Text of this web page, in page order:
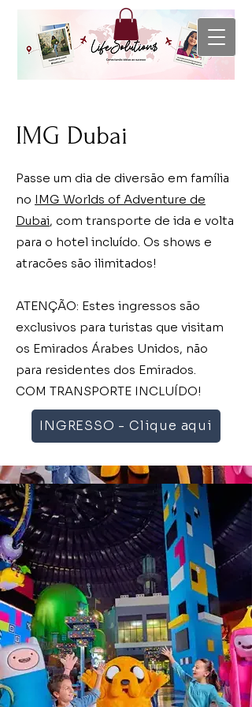
IMG Dubai
Passe um dia de diversão em família
no IMG Worlds of Adventure de
Dubai, com transporte de ida e volta
para o hotel incluído. Os shows e
atracões são ilimitados!
ATENÇÃO: Estes ingressos são
exclusivos para turistas que visitam
os Emirados Árabes Unidos, não
para residentes dos Emirados.
COM TRANSPORTE INCLUÍDO!
INGRESSO - Clique aqui